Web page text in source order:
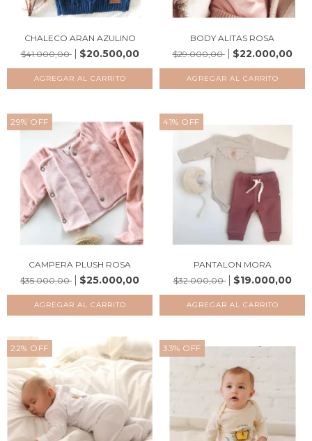
CHALECO ARAN AZULINO
$41.000,00
$20.500,00
AGREGAR AL CARRITO
BODY ALITAS ROSA
$29.000,00
$22.000,00
AGREGAR AL CARRITO
29% OFF
CAMPERA PLUSH ROSA
$35.000,00
$25.000,00
AGREGAR AL CARRITO
41% OFF
PANTALON MORA
$32.000,00
$19.000,00
AGREGAR AL CARRITO
22% OFF 33% OFF